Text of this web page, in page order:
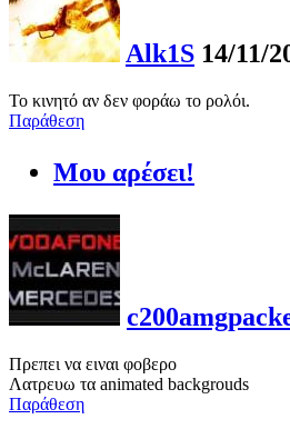
Alk1S 14/11/
Το κινητό αν δεν φοράω το ρολόι.
Παράθεση
Μου αρέσει!
Πρεπει να ειναι φοβερο
Λατρευω τα animated backgrouds
Παράθεση